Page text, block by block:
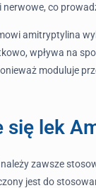
co
amitryptylina
wpływa na
moduluje
się lek
zawsze
jest do